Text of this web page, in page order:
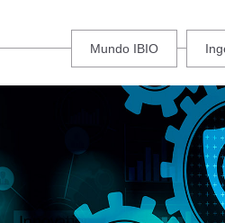
Mundo IBIO